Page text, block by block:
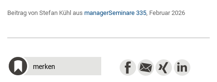
Beitrag von Stefan Kühl aus managerSeminare 335, Februar 2026
merken